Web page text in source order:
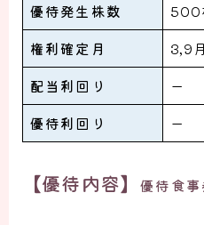
優待発生株数
500
権利確定月
3,9月
配当利回り
ー
優待利回り
ー
【優待内容】優待食事